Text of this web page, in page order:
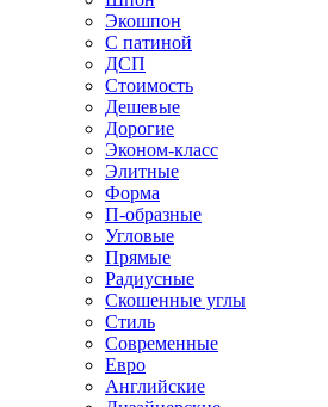
Экошпон
С патиной
ДСП
Стоимость
Дешевые
Дорогие
Эконом-класс
Элитные
Форма
П-образные
Угловые
Прямые
Радиусные
Скошенные углы
Стиль
Современные
Евро
Английские